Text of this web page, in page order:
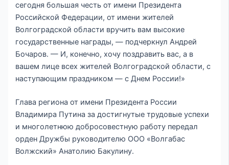
сегодня большая честь от имени Президента
Российской Федерации, от имени жителей
Волгоградской области вручить вам высокие
государственные награды, — подчеркнул Андрей
Бочаров. — И, конечно, хочу поздравить вас, а в
вашем лице всех жителей Волгоградской области, с
наступающим праздником — с Днем России!»
Глава региона от имени Президента России
Владимира Путина за достигнутые трудовые успехи
и многолетнюю добросовестную работу передал
орден Дружбы руководителю ООО «Волгабас
Волжский» Анатолию Бакулину.